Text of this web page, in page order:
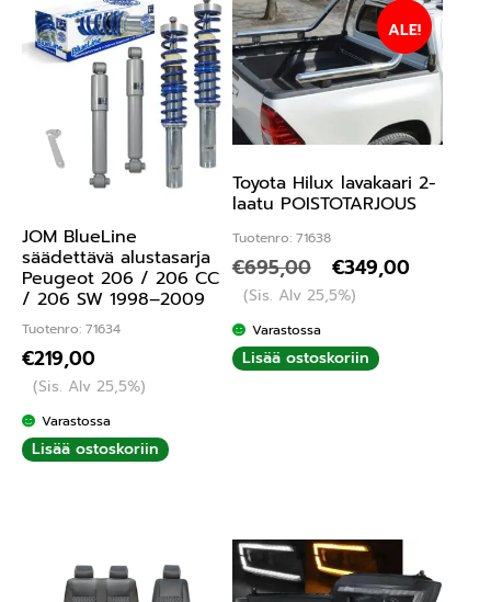
JOM BlueLine
säädettävä alustasarja
Peugeot 206 / 206 CC
/ 206 SW 1998–2009
Tuotenro: 71634
€219,00
(Sis. Alv 25,5%)
Varastossa
Lisää ostoskoriin
Toyota Hilux lavakaari 2-
laatu POISTOTARJOUS
Tuotenro: 71638
ALE!
€695,00 €349,00
(Sis. Alv 25,5%)
Varastossa
Lisää ostoskoriin